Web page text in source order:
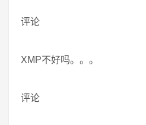
评论
XMP不好吗。。。
评论